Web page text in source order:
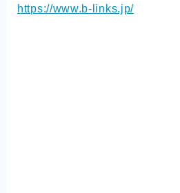
https://www.b-links.jp/